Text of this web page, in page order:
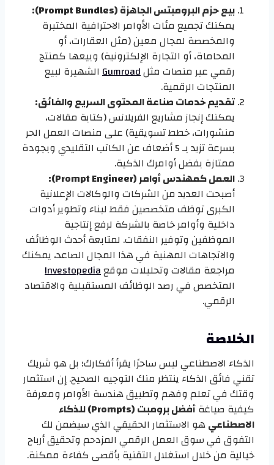
بيع حزم البرومبتس الجاهزة (Prompt Bundles):
يمكنك تجميع مئات الأوامر الاحترافية المختبرة
والمخصصة لمجال معين (مثل العقارات، أو
المحاماة، أو التجارة الإلكترونية) وبيعها كمنتج
رقمي عبر منصات مثلGumroad الشهيرة لبيع
المنتجات الرقمية.
تقديم خدمات صناعة المحتوى السريع والفائق:
يمكنك إنجاز مشاريع الفريلانس (كتابة مقالات،
منشورات، خطط تسويقية) على منصات العمل الحر
بسرعة تزيد بـ 5 أضعاف عن الكاتب التقليدي وبجودة
ممتازة بفضل أوامرك الذكية.
العمل كمهندس أوامر (Prompt Engineer):
أصبحت العديد من الشركات والوكالات الإعلانية
الكبرى توظف متخصصين فقط لبناء وتطوير أدوات
داخلية وأوامر خاصة بالشركة لرفع إنتاجية
الموظفين وتوفير النفقات. لمتابعة أحدث الوظائف
والاتجاهات المهنية في هذا المجال الصاعد، يمكنك
مراجعة مقالات وتحليلات موقعInvestopedia
المتخصص في رصد الوظائف المستقبلية والاقتصاد
الرقمي.
الخلاصة
الذكاء الاصطناعي ليس ساحرًا يقرأ أفكارك؛ بل هو شريك
تقني فائق الذكاء ينتظر منك التوجيه الصحيح. إن استثمار
وقتك في تعلم وفهم وتطبيق هندسة الأوامر ومعرفة
كيفية صياغة
أفضل برومبت (Prompts) للذكاء
الاصطناعيهو الاستثمار الحقيقي الذي سيضمن لك
التفوق في سوق العمل الرقمي المزدحم وتحقيق أرباح
خيالية من خلال استغلال التقنية بأقصى كفاءة ممكنة.